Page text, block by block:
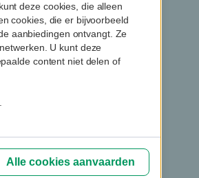
tijdens de
met
wegens
waren om
andere
deze cookies, die alleen
cookies, die er bijvoorbeeld
aanbiedingen ontvangt. Ze
U kunt deze
content niet delen of
Alle cookies aanvaarden